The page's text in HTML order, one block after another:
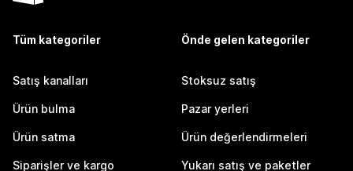
Tüm kategoriler
Satış kanalları
Ürün bulma
Ürün satma
Siparişler ve kargo
Önde gelen kategoriler
Stoksuz satış
Pazar yerleri
Ürün değerlendirmeleri
Yukarı satış ve paketler